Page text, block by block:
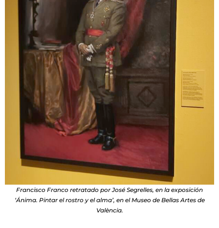
Francisco Franco retratado por José Segrelles, en la exposición
‘Ánima. Pintar el rostro y el alma’, en el Museo de Bellas Artes de
València.